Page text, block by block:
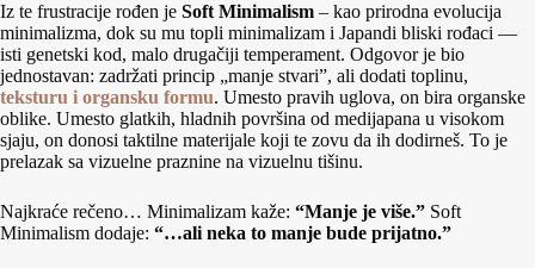
Iz te frustracije rođen je Soft Minimalism – kao prirodna evolucija
minimalizma, dok su mu topli minimalizam i Japandi bliski rođaci —
isti genetski kod, malo drugačiji temperament. Odgovor je bio
jednostavan: zadržati princip „manje stvari”, ali dodati toplinu,
teksturu i organsku formu. Umesto pravih uglova, on bira organske
oblike. Umesto glatkih, hladnih površina od medijapana u visokom
sjaju, on donosi taktilne materijale koji te zovu da ih dodirneš. To je
prelazak sa vizuelne praznine na vizuelnu tišinu.
Najkraće rečeno… Minimalizam kaže: “Manje je više.” Soft
Minimalism dodaje: “…ali neka to manje bude prijatno.”